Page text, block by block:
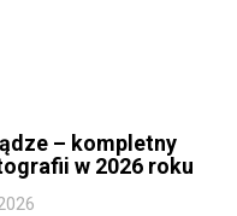
– kompletny
w 2026 roku